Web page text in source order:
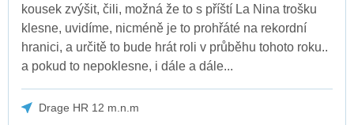
kousek zvýšit, čili, možná že to s příští La Nina trošku
klesne, uvidíme, nicméně je to prohřáté na rekordní
hranici, a určitě to bude hrát roli v průběhu tohoto roku..
a pokud to nepoklesne, i dále a dále...
Drage HR 12 m.n.m